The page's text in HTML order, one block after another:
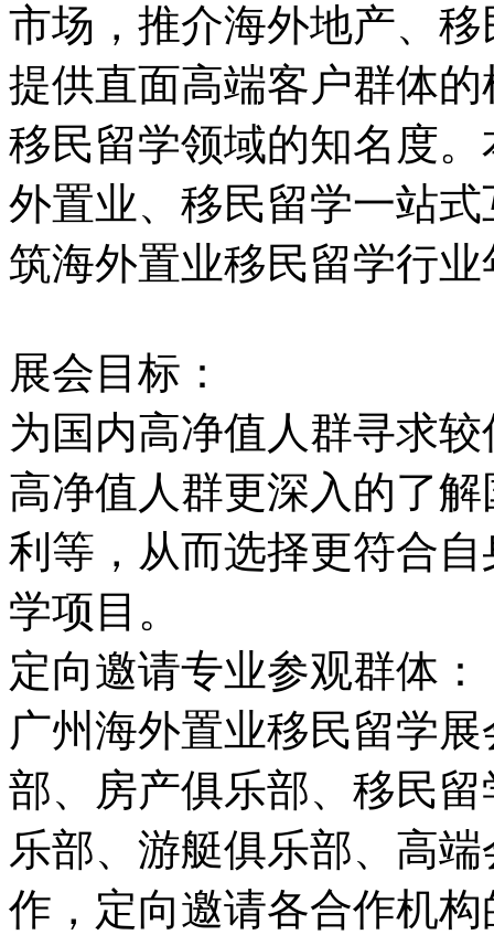
市场，推介海外地产、
提供直面高端客户群体
移民留学领域的知名度
外置业、移民留学一站
筑海外置业移民留学行
展会目标：
为国内高净值人群寻求
高净值人群更深入的了
利等，从而选择更符合
学项目。
定向邀请专业参观群体：
广州海外置业移民留学
部、房产俱乐部、移民
乐部、游艇俱乐部、高
作，定向邀请各合作机